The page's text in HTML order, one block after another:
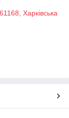
Харківська